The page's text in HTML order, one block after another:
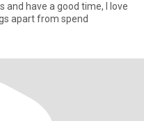
and have a good time, I love
apart from spend